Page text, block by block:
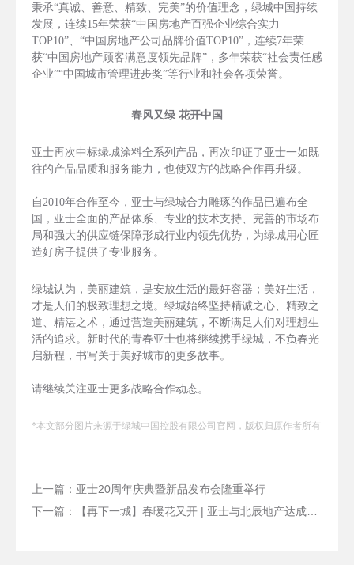
秉承“真诚、善意、精致、完美”的价值理念，绿城中国持续
发展，连续15年荣获“中国房地产百强企业综合实力
TOP10”、“中国房地产公司品牌价值TOP10”，连续7年荣
获“中国房地产顾客满意度领先品牌”，多年荣获“社会责任感
企业”“中国城市管理进步奖”等行业和社会各项荣誉。
春风又绿 花开中国
亚士再次中标绿城涂料全系列产品，再次印证了亚士一如既
往的产品品质和服务能力，也使双方的战略合作再升级。
自2010年合作至今，亚士与绿城合力雕琢的作品已遍布全
国，亚士全面的产品体系、专业的技术支持、完善的市场布
局和强大的供应链保障形成行业内领先优势，为绿城用心匠
造好房子提供了专业服务。
绿城认为，美丽建筑，是安放生活的最好容器；美好生活，
才是人们的极致理想之境。绿城始终坚持精诚之心、精致之
道、精湛之术，通过营造美丽建筑，不断满足人们对理想生
活的追求。新时代的青春亚士也将继续携手绿城，不负春光
启新程，书写关于美好城市的更多故事。
请继续关注亚士更多战略合作动态。
*本文部分图片来源于绿城中国控股有限公司官网，版权归原作者所有
上一篇：亚士20周年庆典暨新品发布会隆重举行